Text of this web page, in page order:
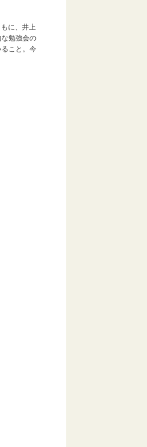
に、井上
勉強会の
こと。今